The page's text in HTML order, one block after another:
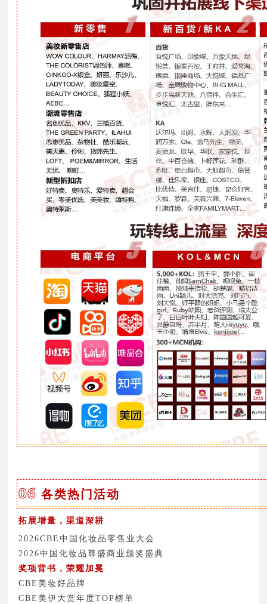
06 各类热门活动
拓展增量，渠道深耕
2026CBE中国化妆品零售业大会
2026中国化妆品尊盛商业颁奖盛典
奖项背书，荣耀加冕
CBE美妆好品牌
CBE美伊大赏年度TOP榜单